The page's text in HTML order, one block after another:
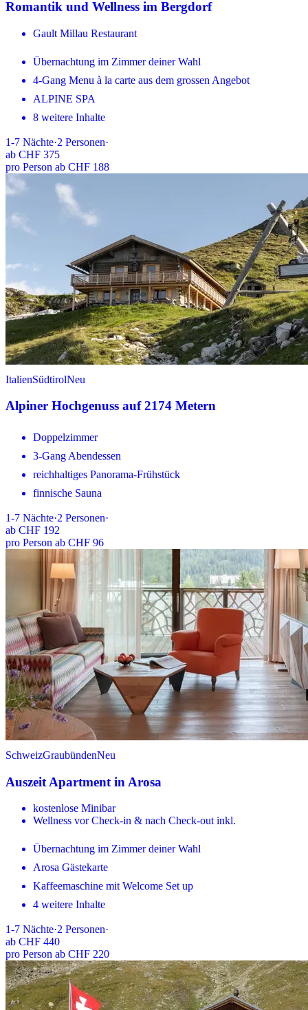
Romantik und Wellness im Bergdorf
Gault Millau Restaurant
Übernachtung im Zimmer deiner Wahl
4-Gang Menu à la carte aus dem grossen Angebot
ALPINE SPA
8 weitere Inhalte
1-7 Nächte·2 Personen·
ab CHF 375
pro Person ab CHF 188
ItalienSüdtirolNeu
Alpiner Hochgenuss auf 2174 Metern
Doppelzimmer
3-Gang Abendessen
reichhaltiges Panorama-Frühstück
finnische Sauna
1-7 Nächte·2 Personen·
ab CHF 192
pro Person ab CHF 96
SchweizGraubündenNeu
Auszeit Apartment in Arosa
kostenlose Minibar
Wellness vor Check-in & nach Check-out inkl.
Übernachtung im Zimmer deiner Wahl
Arosa Gästekarte
Kaffeemaschine mit Welcome Set up
4 weitere Inhalte
1-7 Nächte·2 Personen·
ab CHF 440
pro Person ab CHF 220